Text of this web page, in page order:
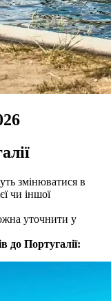
змінюватися в
чи іншої
уточнити у
до Португалії: